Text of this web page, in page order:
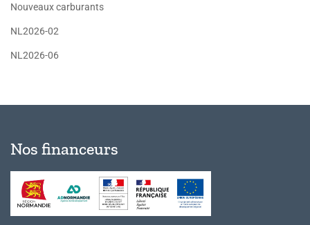
Nouveaux carburants
NL2026-02
NL2026-06
Nos financeurs